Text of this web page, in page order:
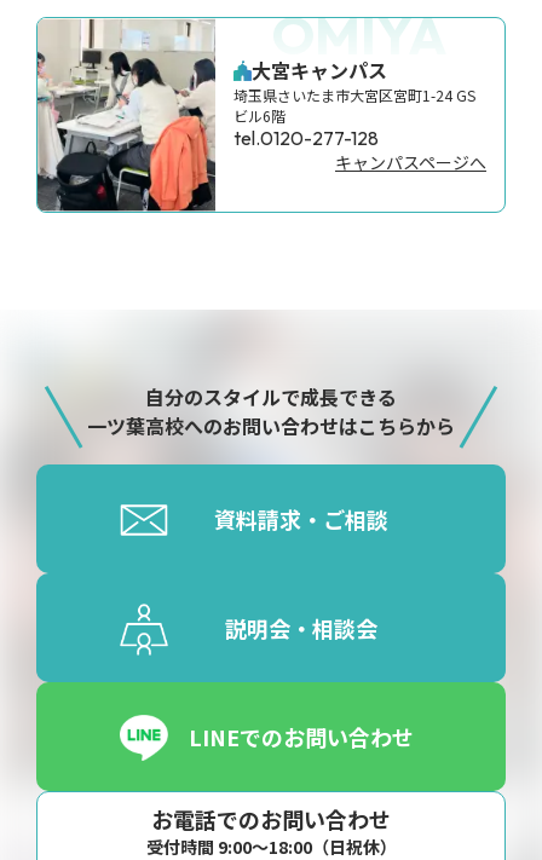
OMIYA
大宮キャンパス
埼玉県さいたま市大宮区宮町1-24 GS
ビル6階
tel.0120-277-128
キャンパスページへ
自分のスタイルで成長できる
一ツ葉高校へのお問い合わせはこちらから
資料請求・ご相談
説明会・相談会
LINEでのお問い合わせ
お電話でのお問い合わせ
受付時間 9:00〜18:00（日祝休）